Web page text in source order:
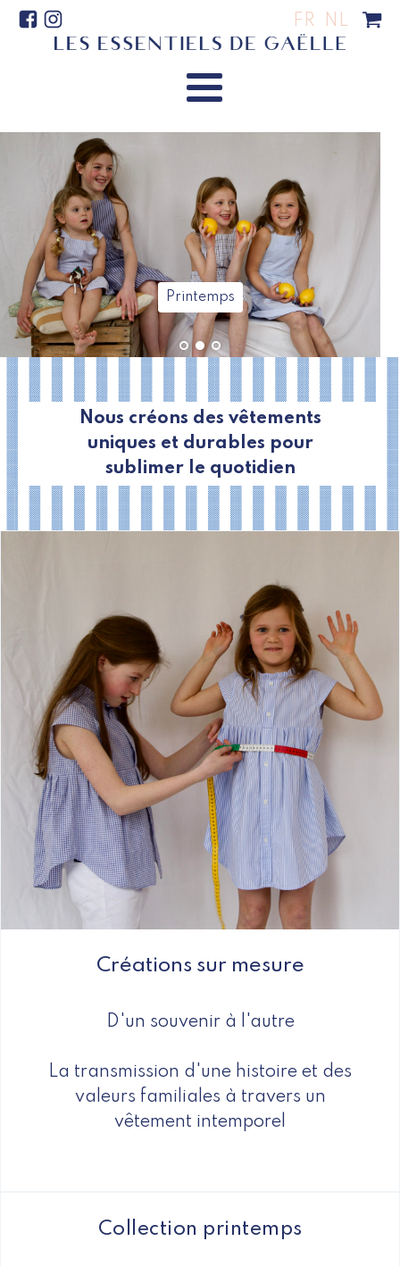
FR NL
Printemps
Nous créons des vêtements
uniques et durables pour
sublimer le quotidien
Créations sur mesure
D'un souvenir à l'autre
La transmission d'une histoire et des
valeurs familiales à travers un
vêtement intemporel
Collection printemps